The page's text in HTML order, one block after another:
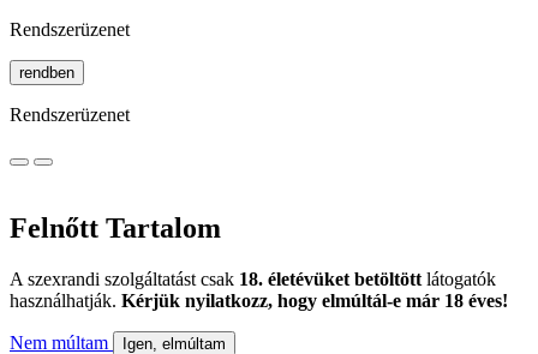
Rendszerüzenet
rendben
Rendszerüzenet
Felnőtt Tartalom
A szexrandi szolgáltatást csak 18. életévüket betöltött látogatók
használhatják. Kérjük nyilatkozz, hogy elmúltál-e már 18 éves!
Nem múltam Igen, elmúltam